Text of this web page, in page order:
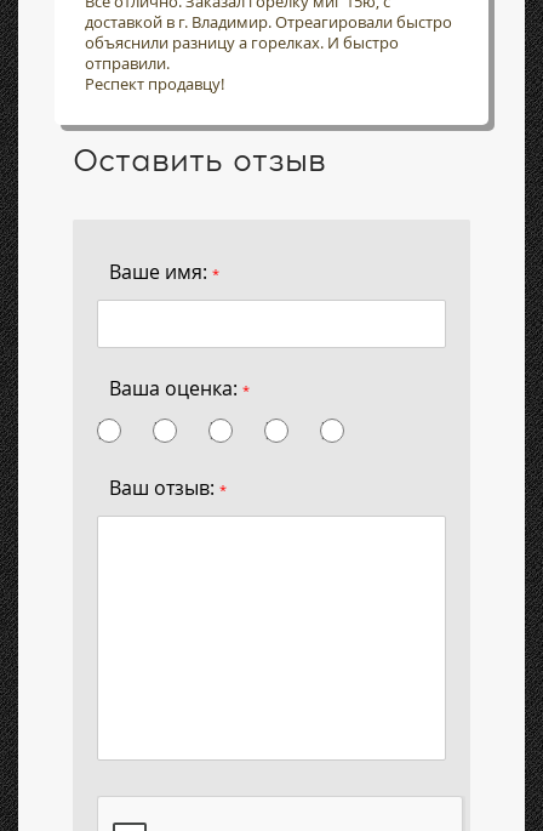
доставкой в г. Владимир. Отреагировали быстро
объяснили разницу а горелках. И быстро
отправили.
Респект продавцу!
Оставить отзыв
Ваше имя: *
Ваша оценка: *
Ваш отзыв: *